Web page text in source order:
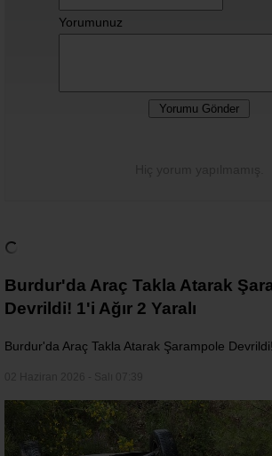
Yorumunuz
Burdur'da Araç Takla Atarak
Devrildi! 1'i Ağır 2 Yaralı
Burdur'da Araç Takla Atarak Şarampole